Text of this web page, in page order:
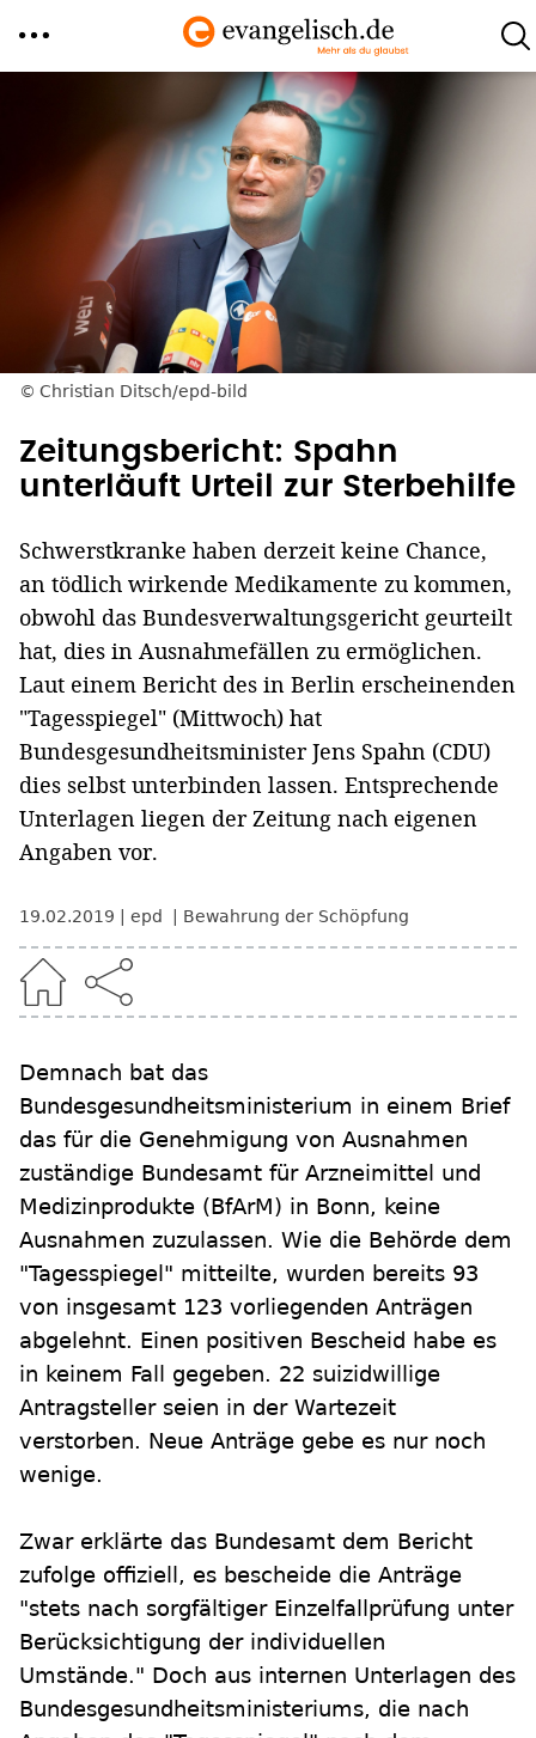
Christian Ditsch/epd-bild
Zeitungsbericht: Spahn
unterläuft Urteil zur Sterbehilfe
Schwerstkranke haben derzeit keine Chance,
an tödlich wirkende Medikamente zu kommen,
obwohl das Bundesverwaltungsgericht geurteilt
hat, dies in Ausnahmefällen zu ermöglichen.
Laut einem Bericht des in Berlin erscheinenden
"Tagesspiegel" (Mittwoch) hat
Bundesgesundheitsminister Jens Spahn (CDU)
dies selbst unterbinden lassen. Entsprechende
Unterlagen liegen der Zeitung nach eigenen
Angaben vor.
19.02.2019 epd Bewahrung der Schöpfung
Demnach bat das
Bundesgesundheitsministerium in einem Brief
das für die Genehmigung von Ausnahmen
zuständige Bundesamt für Arzneimittel und
Medizinprodukte (BfArM) in Bonn, keine
Ausnahmen zuzulassen. Wie die Behörde dem
"Tagesspiegel" mitteilte, wurden bereits 93
von insgesamt 123 vorliegenden Anträgen
abgelehnt. Einen positiven Bescheid habe es
in keinem Fall gegeben. 22 suizidwillige
Antragsteller seien in der Wartezeit
verstorben. Neue Anträge gebe es nur noch
wenige.
Zwar erklärte das Bundesamt dem Bericht
zufolge offiziell, es bescheide die Anträge
"stets nach sorgfältiger Einzelfallprüfung unter
Berücksichtigung der individuellen
Umstände." Doch aus internen Unterlagen des
Bundesgesundheitsministeriums, die nach